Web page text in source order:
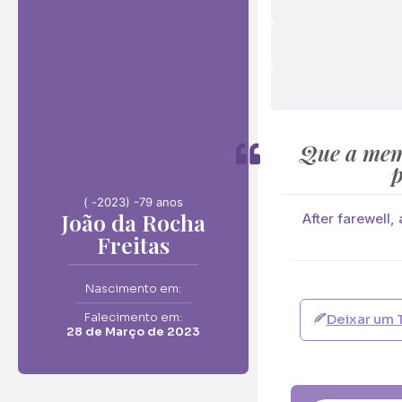
( -2023) -79 anos
João da Rocha
Freitas
Nascimento em:
Falecimento em:
28 de Março de 2023
Que a
After farewell,
Deixar um
Neste Formulário,
Ramo de
Palma:
Pequena
Pequena